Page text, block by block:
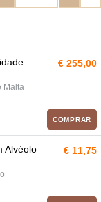
Malta
€ 255,00
COMPRAR
Alvéolo
€ 11,75